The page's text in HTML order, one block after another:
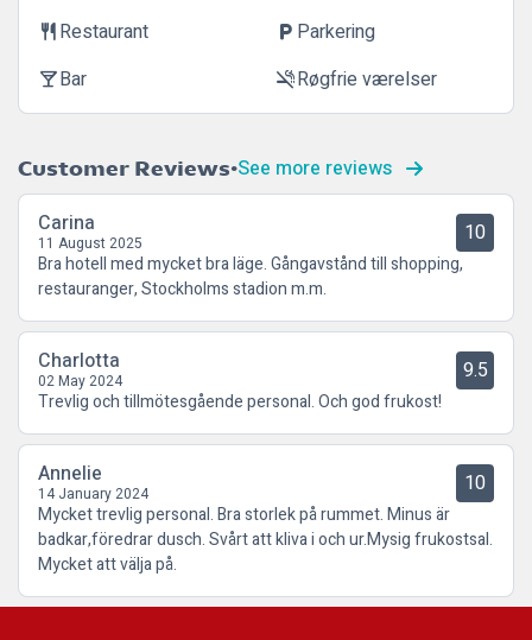
restaurantRestaurant local_parking Parkering
local_barBar smoke_freeRøgfrie værelser
Customer Reviews See more reviews
Carina
11 August 2025 10
Bra hotell med mycket bra läge. Gångavstånd till shopping,
restauranger, Stockholms stadion m.m.
Charlotta
02 May 2024 9.5
Trevlig och tillmötesgående personal. Och god frukost!
Annelie
14 January 2024 10
Mycket trevlig personal. Bra storlek på rummet. Minus är
badkar,föredrar dusch. Svårt att kliva i och ur.Mysig frukostsal.
Mycket att välja på.